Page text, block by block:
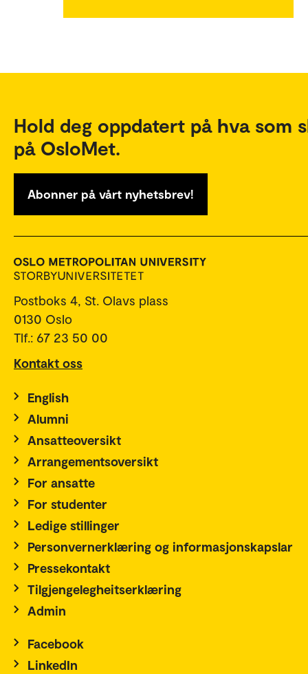
Hold deg oppdatert på hva som
på OsloMet.
Abonner på vårt nyhetsbrev!
Postboks 4, St. Olavs plass
0130 Oslo
Tlf.: 67 23 50 00
Kontakt oss
English
Alumni
Ansatteoversikt
Arrangementsoversikt
For ansatte
For studenter
Ledige stillinger
Personvernerklæring og informasjonskapslar
Pressekontakt
Tilgjengelegheitserklæring
Admin
Facebook
LinkedIn